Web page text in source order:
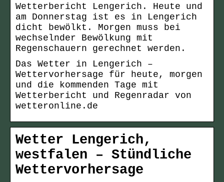
Wetterbericht Lengerich. Heute und
am Donnerstag ist es in Lengerich
dicht bewölkt. Morgen muss bei
wechselnder Bewölkung mit
Regenschauern gerechnet werden.
Das Wetter in Lengerich –
Wettervorhersage für heute, morgen
und die kommenden Tage mit
Wetterbericht und Regenradar von
wetteronline.de
Wetter Lengerich,
westfalen – Stündliche
Wettervorhersage